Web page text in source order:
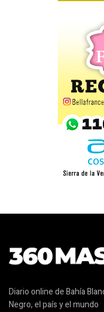
Diario online de Bahía
Negro, el país y el mundo